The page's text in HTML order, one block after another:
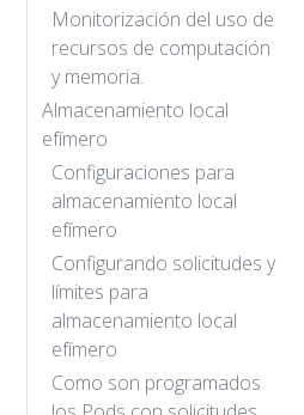
Monitorización del uso de
recursos de computación
y memoria.
Almacenamiento local
efímero
Configuraciones para
almacenamiento local
efímero
Configurando solicitudes y
límites para
almacenamiento local
efímero
Como son programados